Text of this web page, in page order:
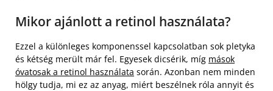
Mikor ajánlott a retinol használata?
Ezzel a különleges komponenssel kapcsolatban sok pletyka
és kétség merült már fel. Egyesek dicsérik, míg mások
óvatosak a retinol használata során. Azonban nem minden
hölgy tudja, mi ez az anyag, miért beszélnek róla annyit és